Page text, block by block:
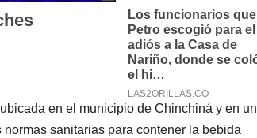
en el municipio de Chinchiná y en un
sanitarias para contener la bebida